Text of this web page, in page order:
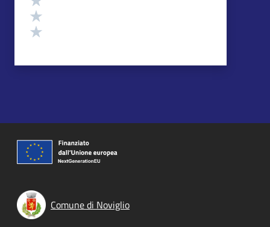
Comune di Noviglio